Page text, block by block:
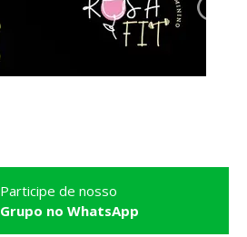
Participe de nosso
Grupo no WhatsApp